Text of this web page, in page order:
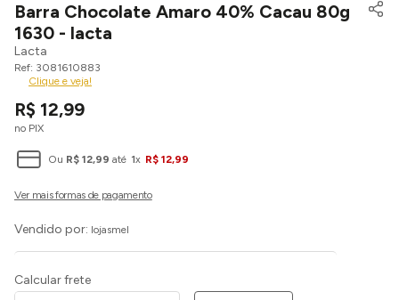
Barra Chocolate Amaro 40% Cacau 80g
1630 - lacta
Lacta
3081610883
Clique e veja!
R$ 12,99
no PIX
Ou R$ 12,99 até 1x R$ 12,99
Vendido por: lojasmel
Calcular frete